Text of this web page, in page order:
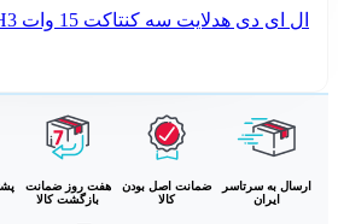
ال ای دی هدلایت سه کنتاکت 15 وات H3 سه رنگ
ارسال به سرتاسر
ایران
ضمانت اصل بودن
کالا
هفت روز ضمانت
بازگشت کالا